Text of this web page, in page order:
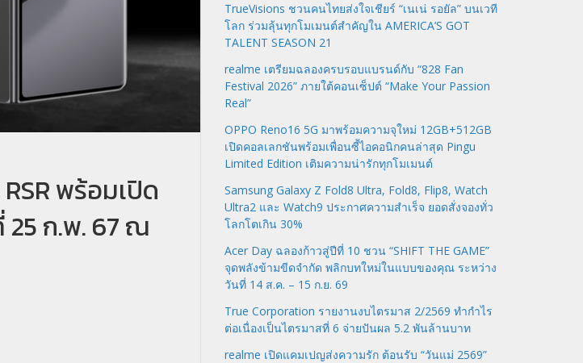
พร้อมเปิด
25 ก.พ. 67 ณ
TrueVisions ชวนคนไทยส่งใจเชียร์ “เนเน่ รอยัล” บนเวที
โลก ร่วมลุ้นทุกโมเมนต์สำคัญใน AMERICA’S GOT
TALENT SEASON 21
realme เตรียมฉลองครบรอบแบรนด์กับ “828 Fan
Festival 2026” ภายใต้คอนเซ็ปต์ “Make Your Passion
Real”
OPPO Reno16 5G มาพร้อมความจุใหม่ 12GB+512GB
เปิดคอลเลกชันพร้อมเพื่อนซี้ไอคอนิกคนล่าสุด Pingu
Limited Edition เติมความน่ารักทุกโมเมนต์
Samsung Galaxy Z Fold8 Ultra, Fold8, Flip8, Watch
Ultra2 และ Watch9 ประกาศความสำเร็จ ยอดสั่งจองทั่ว
โลกโตเกิน 30%
Acer Day ฉลองก้าวสู่ปีที่ 10 ชวน “SHIFT THE GAME”
จุดพลังข้ามขีดจำกัด พลิกบทใหม่ในแบบของคุณ ระหว่าง
วันที่ 14 ส.ค. – 15 ก.ย. 69
True Corporation รายงานงบไตรมาส 2/2569 ทำกำไร
ต่อเนื่องเป็นไตรมาสที่ 6 จ่ายปันผล 5.2 พันล้านบาท
realme เปิดแคมเปญส่งความรัก ต้อนรับ “วันแม่ 2569”